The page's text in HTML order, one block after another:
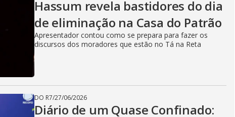
Hassum revela bastidores do dia
de eliminação na Casa do Patrão
Apresentador contou como se prepara para fazer os
discursos dos moradores que estão no Tá na Reta
DO R7/27/06/2026
Diário de um Quase Confinado: